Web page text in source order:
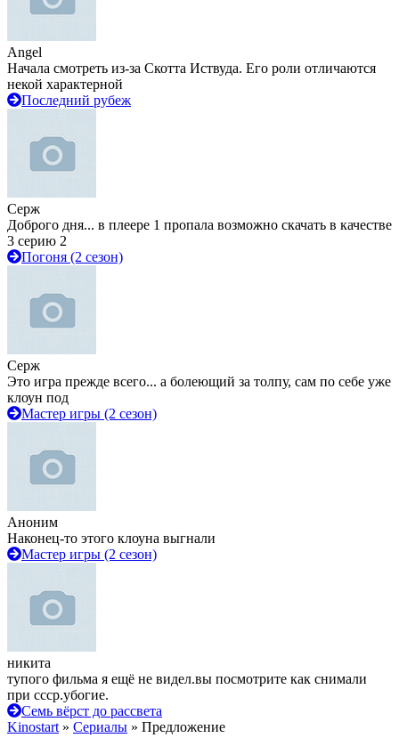
Angel
Начала смотреть из-за Скотта Иствуда. Его роли отличаются
некой характерной
Последний рубеж
Серж
Доброго дня... в плеере 1 пропала возможно скачать в качестве
3 серию 2
Погоня (2 сезон)
Серж
Это игра прежде всего... а болеющий за толпу, сам по себе уже
клоун под
Мастер игры (2 сезон)
Аноним
Наконец-то этого клоуна выгнали
Мастер игры (2 сезон)
никита
тупого фильма я ещё не видел.вы посмотрите как снимали
при ссср.убогие.
Семь вёрст до рассвета
Kinostart » Сериалы » Предложение